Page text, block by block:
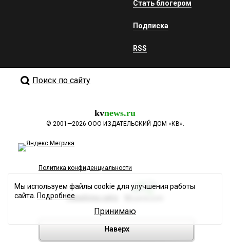
Стать блогером
Подписка
RSS
Поиск по сайту
kvnews.ru
© 2001—2026 ООО ИЗДАТЕЛЬСКИЙ ДОМ «КВ».
Политика конфиденциальности
Разработка сайта
Наверх
Мы используем файлы cookie для улучшения работы
сайта. Подробнее
Принимаю